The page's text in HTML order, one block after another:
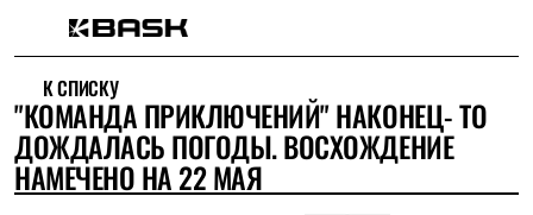
Интернет-магазин
Мужская одежда
Утепленная пухом
Куртки
Брюки
К СПИСКУ
"КОМАНДА ПРИКЛЮЧЕНИЙ" НАКОНЕЦ- ТО
ДОЖДАЛАСЬ ПОГОДЫ. ВОСХОЖДЕНИЕ
НАМЕЧЕНО НА 22 МАЯ